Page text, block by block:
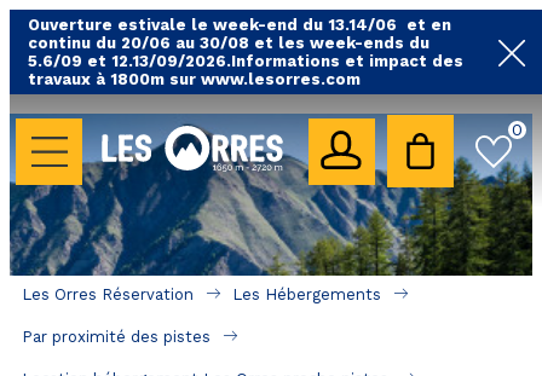
Ouverture estivale le week-end du 13.14/06 et en
continu du 20/06 au 30/08 et les week-ends du
5.6/09 et 12.13/09/2026.Informations et impact des
travaux à 1800m sur www.lesorres.com
0
LES HÉBERGEMENTS
Toutes nos locations
Hébergements avec piscine
Hébergements labellisés qualité
A proximité des remontées mécaniques ( VTT,
Les Orres Réservation Les Hébergements
Par proximité des pistes